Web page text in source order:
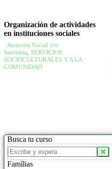
Organización de actividades
en instituciones sociales
Atención Social y/o
Sanitária, SERVICIOS
SOCIOCULTURALES Y A LA
COMUNIDAD
Busca tu curso
Buscar
productos:
Famílias